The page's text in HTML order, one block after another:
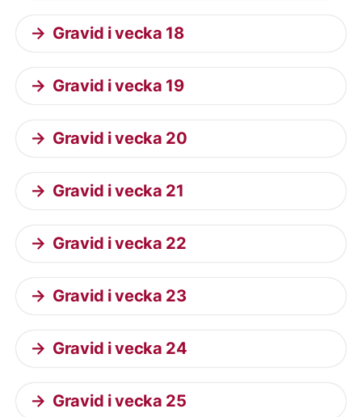
Gravid i vecka 18
Gravid i vecka 19
Gravid i vecka 20
Gravid i vecka 21
Gravid i vecka 22
Gravid i vecka 23
Gravid i vecka 24
Gravid i vecka 25